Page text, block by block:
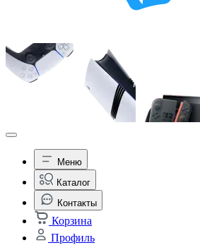
Меню
Каталог
Контакты
Корзина
Профиль